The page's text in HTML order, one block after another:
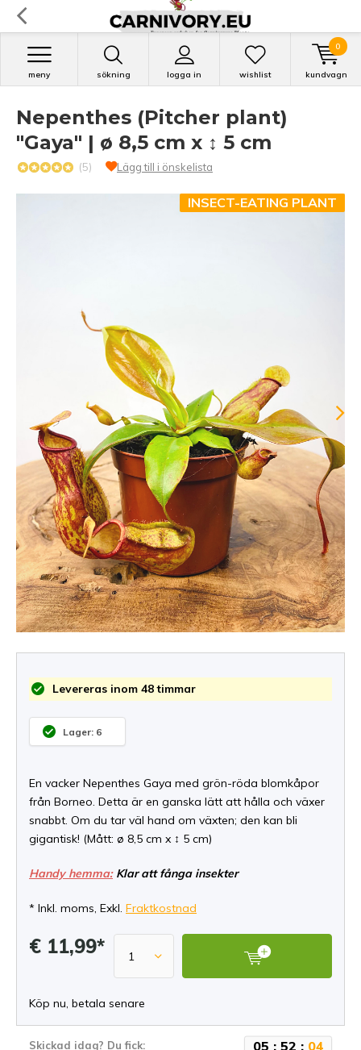
sökning logga in
meny wishlist kundvagn
0
Nepenthes (Pitcher plant)
"Gaya" | ø 8,5 cm x ↕ 5 cm
(5) Lägg till i önskelista
INSECT-EATING PLANT
Levereras inom 48 timmar
Lager: 6
En vacker Nepenthes Gaya med grön-röda blomkåpor
från Borneo. Detta är en ganska lätt att hålla och växer
snabbt. Om du tar väl hand om växten; den kan bli
gigantisk! (Mått: ø 8,5 cm x ↕ 5 cm)
Handy hemma:Klar att fånga insekter
* Inkl. moms, Exkl. Fraktkostnad
€ 11,99*
Köp nu, betala senare
Skickad idag? Du fick: 05 : 52 : 04